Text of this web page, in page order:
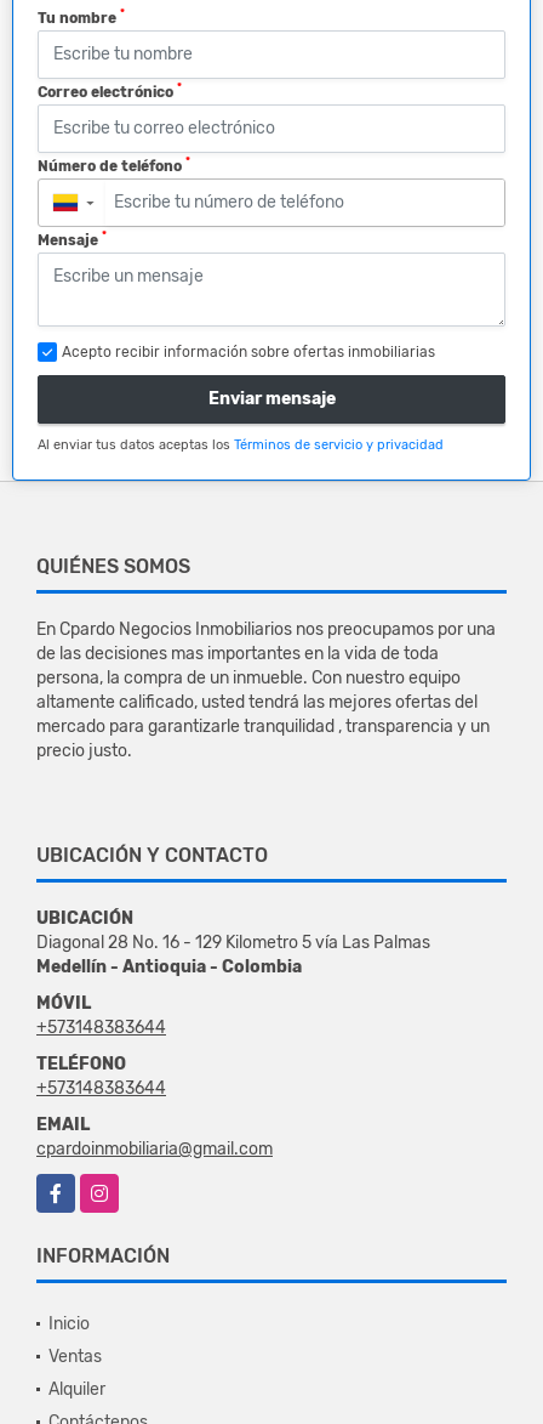
Tu nombre *
Correo electrónico *
Número de teléfono *
▼
Mensaje *
Acepto recibir información sobre ofertas inmobiliarias
Enviar mensaje
Al enviar tus datos aceptas los Términos de servicio y privacidad
QUIÉNES SOMOS
En Cpardo Negocios Inmobiliarios nos preocupamos por una
de las decisiones mas importantes en la vida de toda
persona, la compra de un inmueble. Con nuestro equipo
altamente calificado, usted tendrá las mejores ofertas del
mercado para garantizarle tranquilidad , transparencia y un
precio justo.
UBICACIÓN Y CONTACTO
UBICACIÓN
Diagonal 28 No. 16 - 129 Kilometro 5 vía Las Palmas
Medellín - Antioquia - Colombia
MÓVIL
+573148383644
TELÉFONO
+573148383644
EMAIL
cpardoinmobiliaria@gmail.com
FacebookInstagram
INFORMACIÓN
Inicio
Ventas
Alquiler